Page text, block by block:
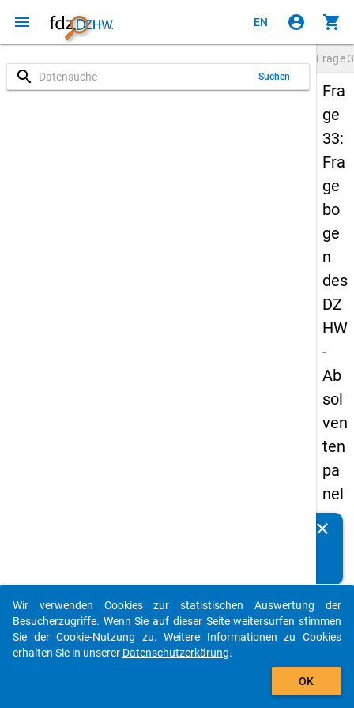
menu EN account_circle shopping_cart
search Suchen
Frage
Fra
ge
33:
Fra
ge
bo
ge
n
des
DZ
HW
-
Ab
sol
ven
ten
pa
nel
s
-
zw
eit
clear
auto_stories
add_shopping_cart
Wir verwenden Cookies zur statistischen Auswertung der
Besucherzugriffe. Wenn Sie auf dieser Seite weitersurfen stimmen
Sie der Cookie-Nutzung zu. Weitere Informationen zu Cookies
erhalten Sie in unserer Datenschutzerkärung.
OK